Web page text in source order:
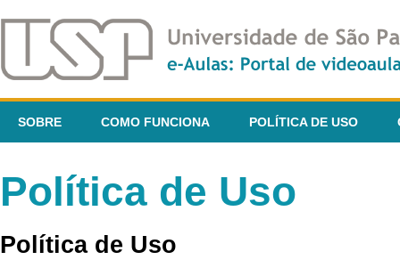
SOBRE COMO FUNCIONA POLÍTICA DE USO
Política de Uso
Política de Uso